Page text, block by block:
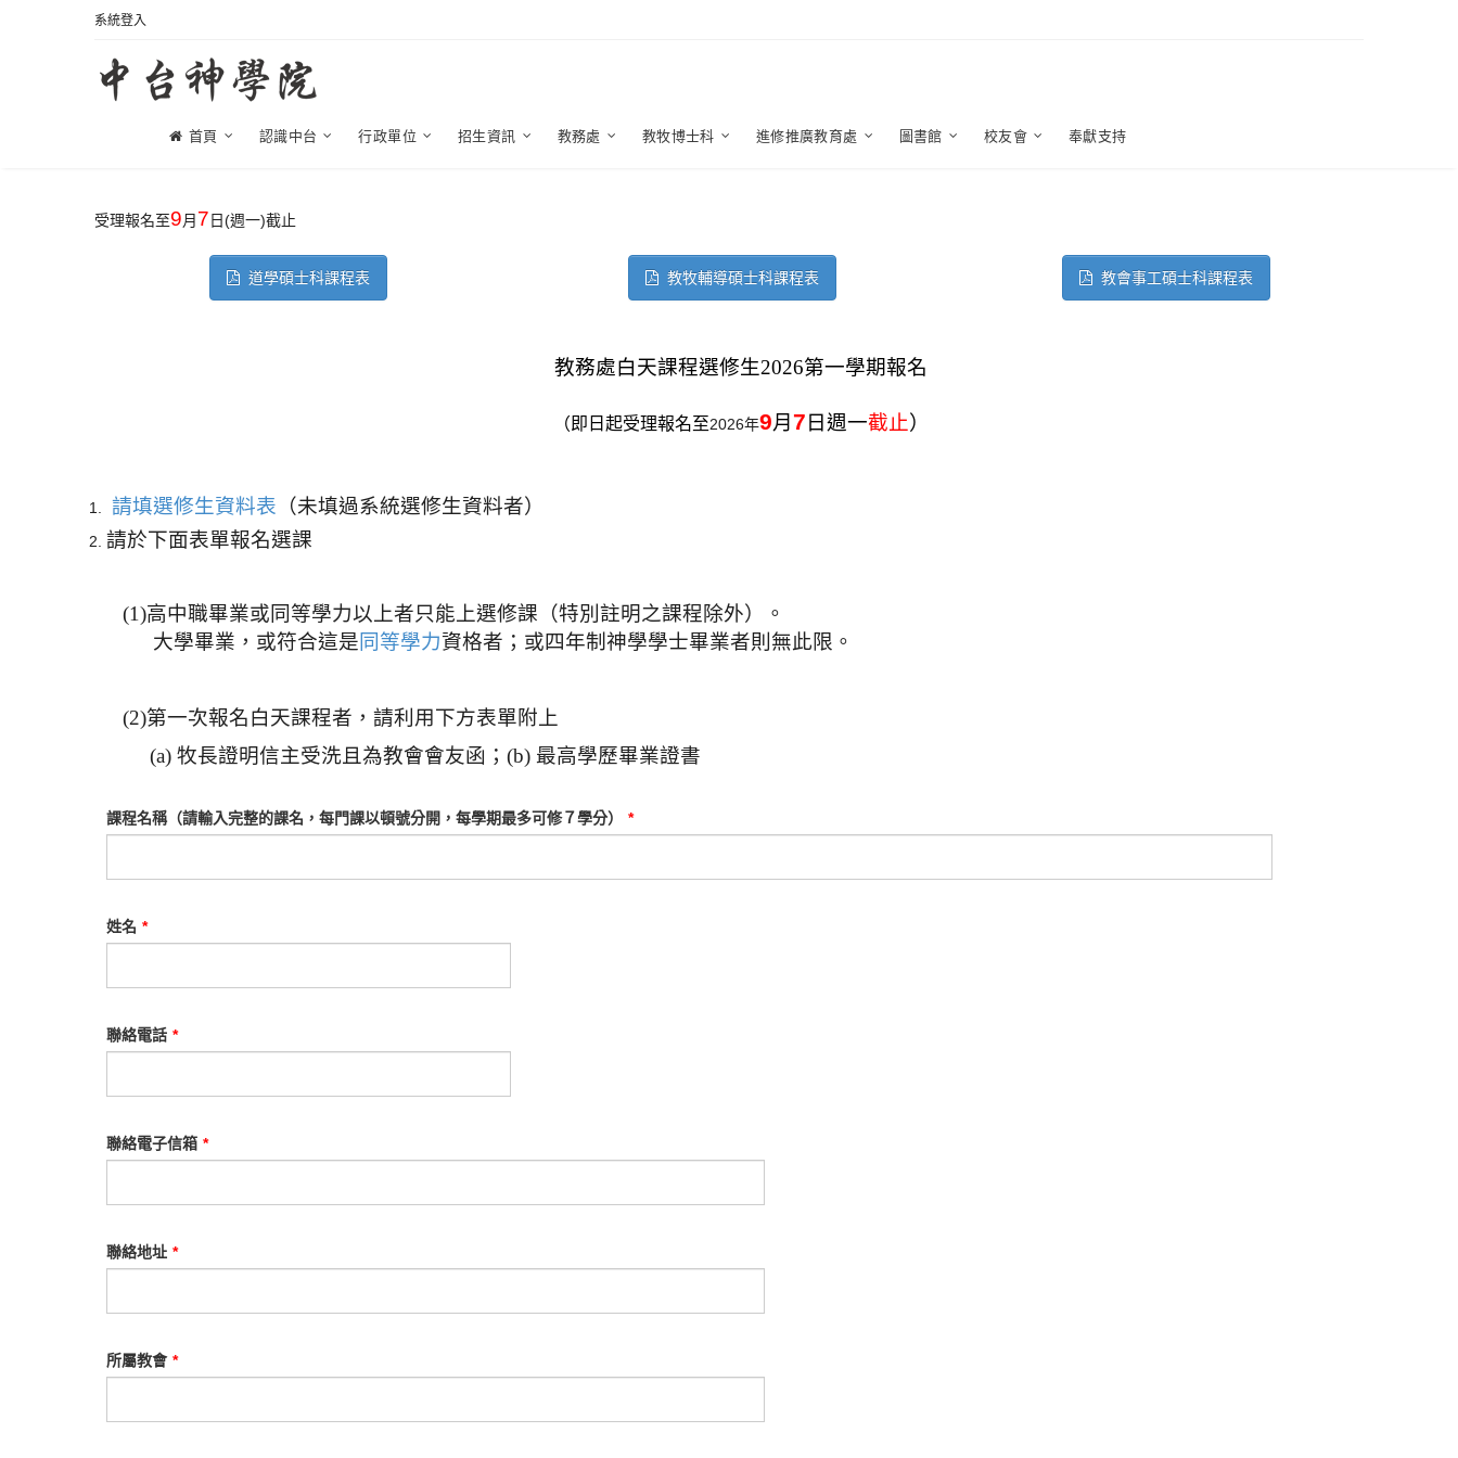
系統登入
首頁 認識中台 行政單位 招生資訊 教務處 教牧博士科 進修推廣教育處 圖書館 校友會 奉獻支持
受理報名至9月 7 日(週一)截止
道學碩士科課程表 教牧輔導碩士科課程表 教會事工碩士科課程表
教務處白天課程選修生2026第一學期報名
（即日起受理報名至2026年9月 7 日週一截止）
請填選修生資料表 （未填過系統選修生資料者）
請於下面表單報名選課
(1)高中職畢業或同等學力以上者只能上選修課（特別註明之課程除外）。
大學畢業，或符合這是同等學力資格者；或四年制神學學士畢業者則無此限。
(2)第一次報名白天課程者，請利用下方表單附上
(a) 牧長證明信主受洗且為教會會友函；(b) 最高學歷畢業證書
課程名稱（請輸入完整的課名，每門課以頓號分開，每學期最多可修７學分） *
姓名 *
聯絡電話 *
聯絡電子信箱 *
聯絡地址 *
所屬教會 *